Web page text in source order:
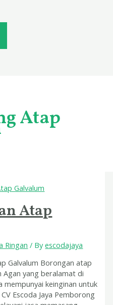
Atap
Atap
Ringan / Byescodajaya
Galvalum Borongan atap
Agan yang beralamat di
mempunyai keinginan untuk
Escoda Jaya Pemborong